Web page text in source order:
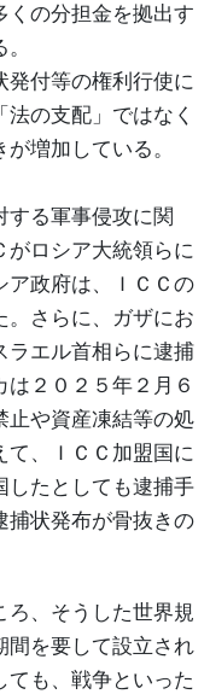
くの分担金を拠出す
発付等の権利行使に
の支配」ではなく
増加している。
る軍事侵攻に関
がロシア大統領らに
ア政府は、ＩＣＣの
。さらに、ガザにお
ラエル首相らに逮捕
２０２５年２月６
止や資産凍結等の処
て、ＩＣＣ加盟国に
したとしても逮捕手
捕状発布が骨抜きの
、そうした世界規
間を要して設立され
ても、戦争といった